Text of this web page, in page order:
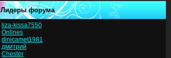
Лидеры форума
liza-kissa7550
Onlines
dinicamet1981
дмитрий
Chester